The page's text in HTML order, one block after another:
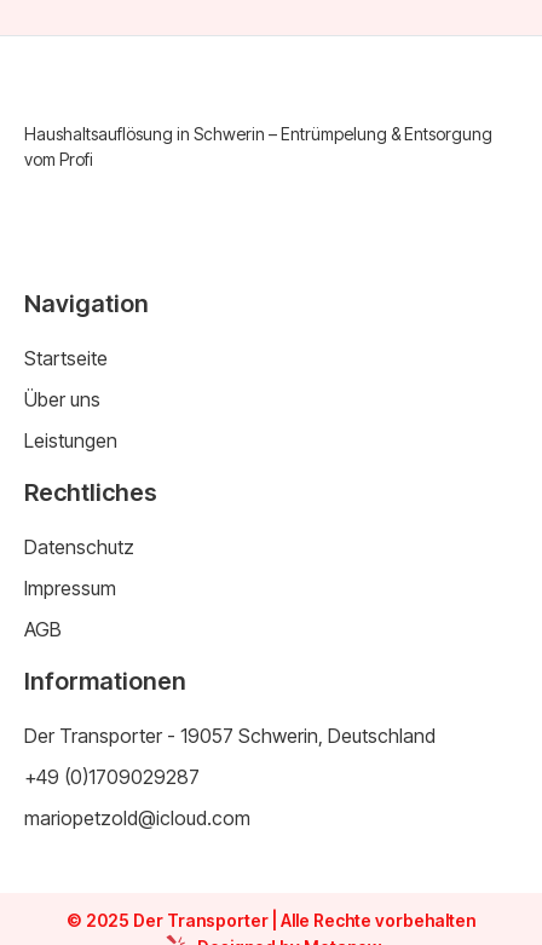
Haushaltsauflösung in Schwerin – Entrümpelung & Entsorgung
vom Profi
Navigation
Startseite
Über uns
Leistungen
Rechtliches
Datenschutz
Impressum
AGB
Informationen
Der Transporter - 19057 Schwerin, Deutschland
+49 (0)1709029287
mariopetzold@icloud.com
© 2025 Der Transporter | Alle Rechte vorbehalten